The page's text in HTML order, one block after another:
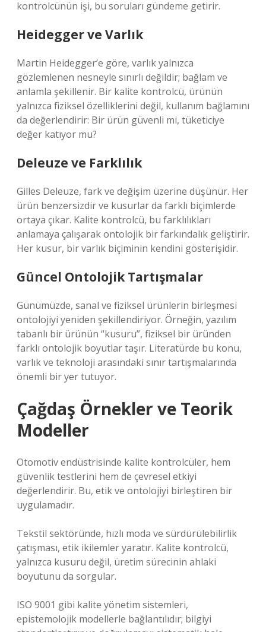
kontrolcünün işi, bu soruları gündeme getirir.
Heidegger ve Varlık
Martin Heidegger’e göre, varlık yalnızca
gözlemlenen nesneyle sınırlı değildir; bağlam ve
anlamla şekillenir. Bir kalite kontrolcü, ürünün
yalnızca fiziksel özelliklerini değil, kullanım bağlamını
da değerlendirir: Bir ürün güvenli mi, tüketiciye
değer katıyor mu?
Deleuze ve Farklılık
Gilles Deleuze, fark ve değişim üzerine düşünür. Her
ürün benzersizdir ve kusurlar da farklı biçimlerde
ortaya çıkar. Kalite kontrolcü, bu farklılıkları
anlamaya çalışarak ontolojik bir farkındalık geliştirir.
Her kusur, bir varlık biçiminin kendini gösterişidir.
Güncel Ontolojik Tartışmalar
Günümüzde, sanal ve fiziksel ürünlerin birleşmesi
ontolojiyi yeniden şekillendiriyor. Örneğin, yazılım
tabanlı bir ürünün “kusuru”, fiziksel bir üründen
farklı ontolojik boyutlar taşır. Literatürde bu konu,
varlık ve teknoloji arasındaki sınır tartışmalarında
önemli bir yer tutuyor.
Çağdaş Örnekler ve Teorik
Modeller
Otomotiv endüstrisinde kalite kontrolcüler, hem
güvenlik testlerini hem de çevresel etkiyi
değerlendirir. Bu, etik ve ontolojiyi birleştiren bir
uygulamadır.
Tekstil sektöründe, hızlı moda ve sürdürülebilirlik
çatışması, etik ikilemler yaratır. Kalite kontrolcü,
yalnızca kusuru değil, üretim sürecinin ahlaki
boyutunu da sorgular.
ISO 9001 gibi kalite yönetim sistemleri,
epistemolojik modellerle bağlantılıdır; bilgiyi